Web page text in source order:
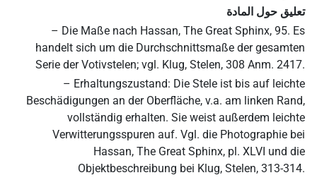
تعليق حول المادة
– Die Maße nach Hassan, The Great Sphinx, 95. Es
handelt sich um die Durchschnittsmaße der gesamten
Serie der Votivstelen; vgl. Klug, Stelen, 308 Anm. 2417.
– Erhaltungszustand: Die Stele ist bis auf leichte
Beschädigungen an der Oberfläche, v.a. am linken Rand,
vollständig erhalten. Sie weist außerdem leichte
Verwitterungsspuren auf. Vgl. die Photographie bei
Hassan, The Great Sphinx, pl. XLVI und die
Objektbeschreibung bei Klug, Stelen, 313-314.